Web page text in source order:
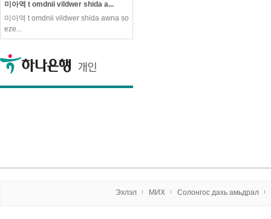
미아역 t omdnii vildwer shida a...
미아역 t omdnii vildwer shida awna so
eze...
Эxлэл МИX Солонгос даxь амьдрал